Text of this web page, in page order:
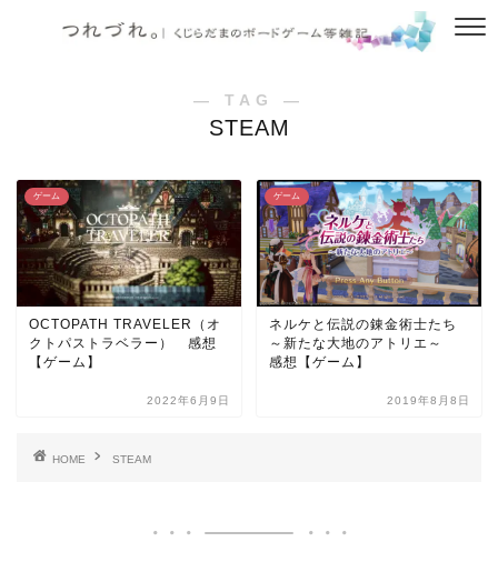
― TAG ―
STEAM
ゲーム
OCTOPATH TRAVELER（オ
クトパストラベラー） 感想
【ゲーム】
2022年6月9日
ゲーム
ネルケと伝説の錬金術士たち
～新たな大地のアトリエ～
感想【ゲーム】
2019年8月8日
HOME STEAM